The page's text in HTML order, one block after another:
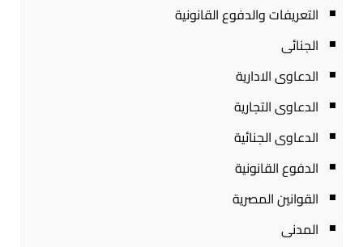
التعريفات والدفوع القانونية
الجنائى
الدعاوى الادارية
الدعاوى التجارية
الدعاوى الجنائية
الدفوع القانونية
القوانين المصرية
المدنى